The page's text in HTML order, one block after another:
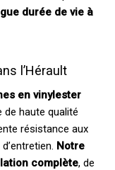
durée de vie à
l’Hérault
en vinylester
haute qualité
résistance aux
Notre
complète, de